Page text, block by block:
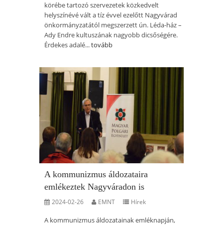
körébe tartozó szervezetek közkedvelt
helyszínévé vált a tíz évvel ezelőtt Nagyvárad
önkormányzatától megszerzett ún. Léda-ház –
Ady Endre kultuszának nagyobb dicsőségére.
Érdekes adalé...tovább
A kommunizmus áldozataira
emlékeztek Nagyváradon is
2024-02-26 EMNT Hírek
A kommunizmus áldozatainak emléknapján,